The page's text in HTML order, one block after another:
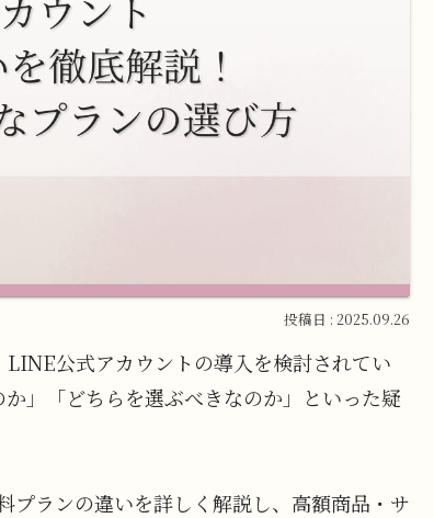
2025.09.26
公式アカウントの導入を検討されてい
」「どちらを選ぶべきなのか」といった疑
ランの違いを詳しく解説し、高額商品・サ